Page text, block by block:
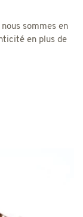
sommes en
en plus de